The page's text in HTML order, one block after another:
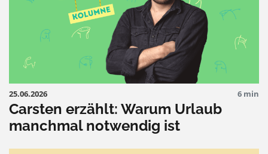
25.06.2026 6 min
Carsten erzählt: Warum Urlaub
manchmal notwendig ist